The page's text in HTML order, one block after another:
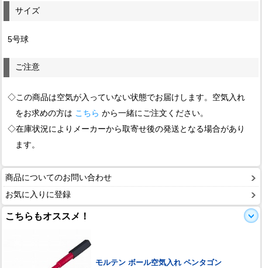
サイズ
5号球
ご注意
◇この商品は空気が入っていない状態でお届けします。空気入れ
をお求めの方は こちら から一緒にご注文ください。
◇在庫状況によりメーカーから取寄せ後の発送となる場合があり
ます。
商品についてのお問い合わせ
お気に入りに登録
こちらもオススメ！
モルテン ボール空気入れ ペンタゴン